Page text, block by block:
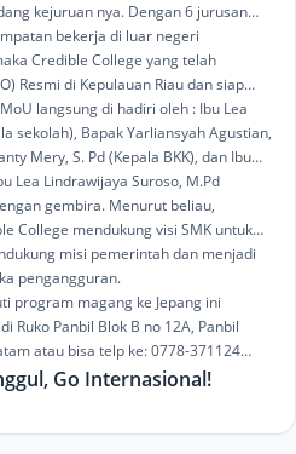
kejuruan nya. Dengan 6 jurusan
mesin, elektronika industri,
komputer jaringan.
bekerja di luar negeri
Credible College yang telah
Resmi di Kepulauan Riau dan siap
potensi kompetensi para lulusan
ini.
langsung di hadiri oleh : Ibu Lea
sekolah), Bapak Yarliansyah Agustian,
Mery, S. Pd (Kepala BKK), dan Ibu
Lea Lindrawijaya Suroso, M.Pd
gembira. Menurut beliau,
College mendukung visi SMK untuk
dengan lapangan kerja. Program ini
lulusan SMKN 1 Batam untuk
prospek lulusan dengan
selama berada di Jepang untuk
akhir kami adalah menciptakan
akan membuka lapangan kerja.
misi pemerintah dan menjadi
pengangguran.
program magang ke Jepang ini
Ruko Panbil Blok B no 12A, Panbil
atau bisa telp ke: 0778-371124
Go Internasional!